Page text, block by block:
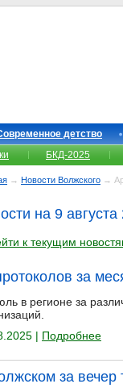
детство
БКД-2025
→ Новости Волжского →
на 9 августа
к текущим
за
в регионе за
| Подробнее
за вечер